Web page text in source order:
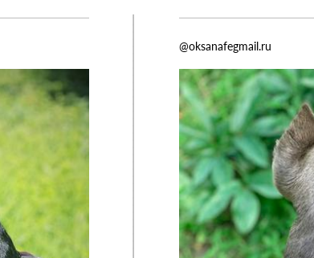
@oksanafegmail.ru